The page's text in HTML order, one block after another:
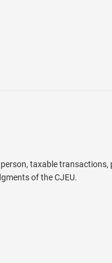
taxable transactions,
of the CJEU.